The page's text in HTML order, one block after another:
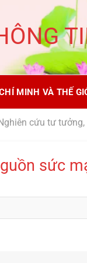
MINH VÀ THẾ
cứu tư
sức